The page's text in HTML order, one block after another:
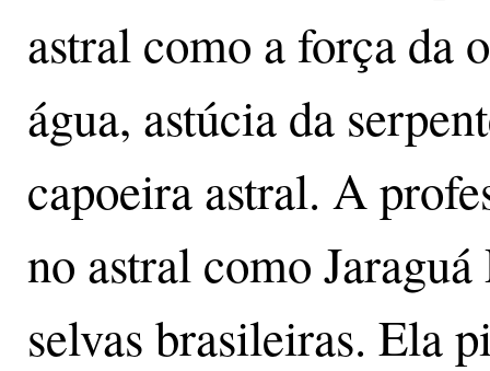
astral como a força da
água, astúcia da
capoeira astral. A
no astral como
selvas brasileiras. Ela